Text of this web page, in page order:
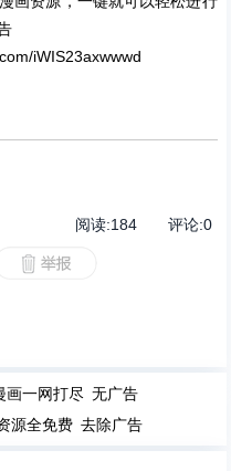
iWIS23axwwwd
阅读:184评论:0
画一网打尽 无广告
源全免费 去除广告